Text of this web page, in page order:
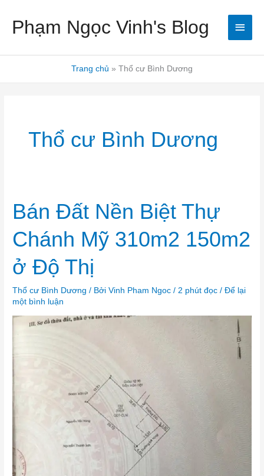
Phạm Ngọc Vinh's Blog
chính
Trang chủ Thổ cư Bình Dương
Thổ cư Bình Dương
Bán Đất Nền Biệt Thự
Chánh Mỹ 310m2 150m2
ở Độ Thị
Thổ cư Bình Dương / BởiVinh Pham Ngoc/2 phút đọc /Để lại
một bình luận
Đất
Nền
Thự
Chánh
Mỹ
150m2
ở
Thị